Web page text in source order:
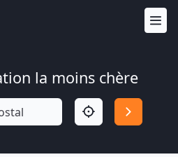
la moins chère